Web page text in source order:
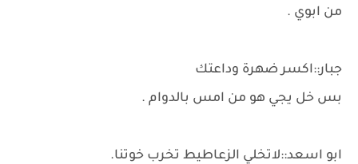
من ابوي .
جبار::اكسر ضهرة وداعتك
بس خل يجي هو من امس بالدوام .
ابو اسعد::لاتخلي الزعاطيط تخرب خوتنا.